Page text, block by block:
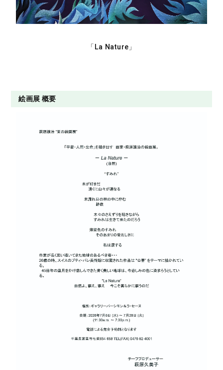
「La Nature」
絵画展 概要